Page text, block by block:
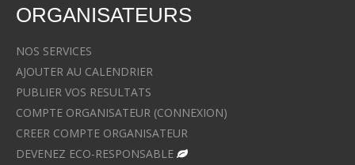
ORGANISATEURS
NOS SERVICES
AJOUTER AU CALENDRIER
PUBLIER VOS RESULTATS
COMPTE ORGANISATEUR (CONNEXION)
CREER COMPTE ORGANISATEUR
DEVENEZ ECO-RESPONSABLE